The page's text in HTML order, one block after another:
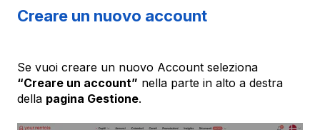
Creare un nuovo account
Se vuoi creare un nuovo Account seleziona
“Creare un account” nella parte in alto a destra
della pagina Gestione.